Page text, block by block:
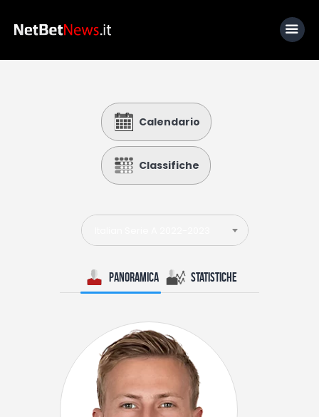
Calcio
Basket
Tennis
Lo Sapevi Che
I consigli di Giulia
Calendario
Classifiche
Panoramica Statistiche